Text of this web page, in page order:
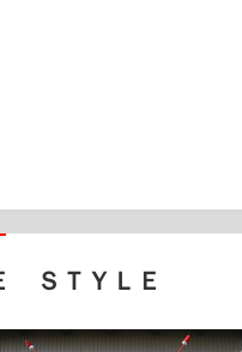
ＳＴＹＬＥ